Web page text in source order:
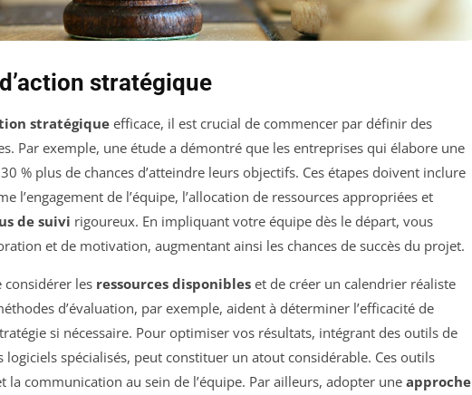
stratégique
stratégique efficace, il est crucial de commencer par définir des
Par exemple, une étude a démontré que les entreprises qui élabore une
% plus de chances d’atteindre leurs objectifs. Ces étapes doivent inclure
l’engagement de l’équipe, l’allocation de ressources appropriées et
de suivi rigoureux. En impliquant votre équipe dès le départ, vous
et de motivation, augmentant ainsi les chances de succès du projet.
considérer les ressources disponibles et de créer un calendrier réaliste
d’évaluation, par exemple, aident à déterminer l’efficacité de
si nécessaire. Pour optimiser vos résultats, intégrant des outils de
logiciels spécialisés, peut constituer un atout considérable. Ces outils
communication au sein de l’équipe. Par ailleurs, adopter une approche